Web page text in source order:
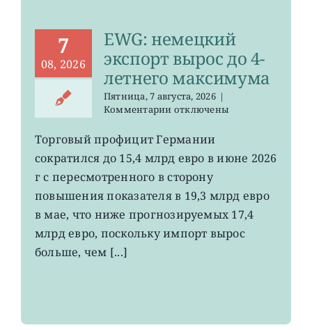
7
08, 2026
EWG: немецкий
экспорт вырос до 4-
летнего максимума
Пятница, 7 августа, 2026 |
Комментариик
EWG:
немецкий
экспорт
вырос
4-
летнего
отключены
Торговый профицит Германии
сократился до 15,4 млрд евро в июне 2026
г с пересмотренного в сторону
повышения показателя в 19,3 млрд евро
в мае, что ниже прогнозируемых 17,4
млрд евро, поскольку импорт вырос
больше, чем [...]